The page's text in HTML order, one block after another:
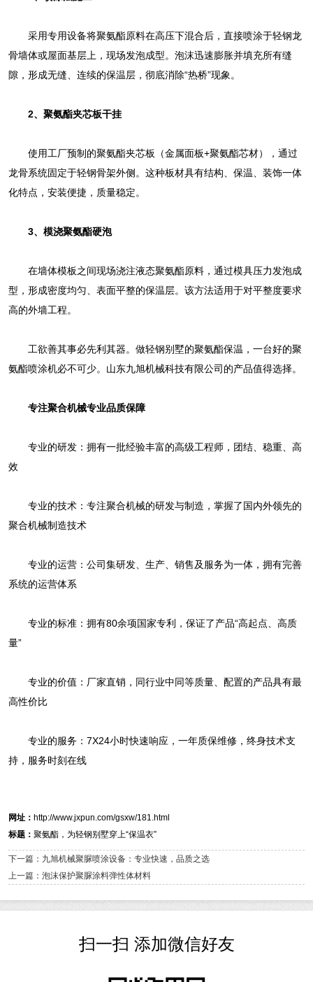
采用专用设备将聚氨酯原料在高压下混合后，直接喷涂于轻钢龙
骨墙体或屋面基层上，现场发泡成型。泡沫迅速膨胀并填充所有缝
隙，形成‌无缝、连续的保温层‌，彻底消除“热桥”现象。
2、‌聚氨酯夹芯板干挂‌
使用工厂预制的聚氨酯夹芯板（金属面板+聚氨酯芯材），通过
龙骨系统固定于轻钢骨架外侧。这种板材具有‌结构、保温、装饰一体
化‌特点，安装便捷，质量稳定。
3、‌模浇聚氨酯硬泡‌
在墙体模板之间现场浇注液态聚氨酯原料，通过模具压力发泡成
型，形成密度均匀、表面平整的保温层。该方法适用于对平整度要求
高的外墙工程。
工欲善其事必先利其器。做轻钢别墅的聚氨酯保温，一台好的聚
氨酯喷涂机必不可少。山东九旭机械科技有限公司的产品值得选择。
专注聚合机械专业品质保障
专业的研发：拥有一批经验丰富的高级工程师，团结、稳重、高
效
专业的技术：专注聚合机械的研发与制造，掌握了国内外领先的
聚合机械制造技术
专业的运营：公司集研发、生产、销售及服务为一体，拥有完善
系统的运营体系
专业的标准：拥有80余项国家专利，保证了产品“高起点、高质
量”
专业的价值：厂家直销，同行业中同等质量、配置的产品具有最
高性价比
专业的服务：7X24小时快速响应，一年质保维修，终身技术支
持，服务时刻在线
网址： http://www.jxpun.com/gsxw/181.html
标题： 聚氨酯，为轻钢别墅穿上“保温衣”
下一篇：九旭机械聚脲喷涂设备：专业快速，品质之选
上一篇：泡沫保护聚脲涂料弹性体材料
扫一扫 添加微信好友